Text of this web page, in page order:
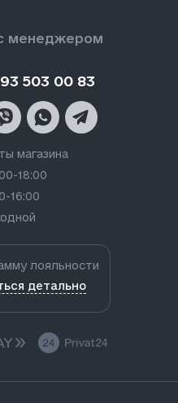
менеджером
503 00 83
магазина
18:00
16:00
лояльности
детально